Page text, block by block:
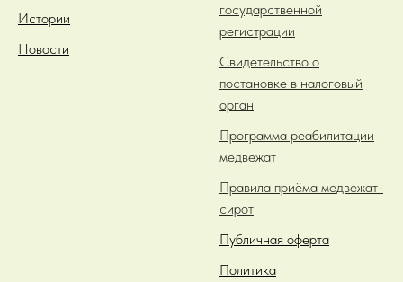
Истории
Новости
государственной
регистрации
Свидетельство о
постановке в налоговый
орган
Программа реабилитации
медвежат
Правила приёма медвежат-
сирот
Публичная оферта
Политика